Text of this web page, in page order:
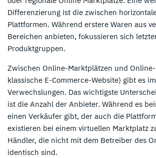
Differenzierung ist die zwischen
Plattformen. Während erstere Waren aus
Bereichen anbieten, fokussieren sich
Produktgruppen.
Zwischen Online-Marktplätzen und
klassische E-Commerce-Website) gibt es
Verwechslungen. Das wichtigste
ist die Anzahl der Anbieter. Während es
einen Verkäufer gibt, der auch die
existieren bei einem virtuellen Marktplatz
Händler, die nicht mit dem Betreiber des
identisch sind.